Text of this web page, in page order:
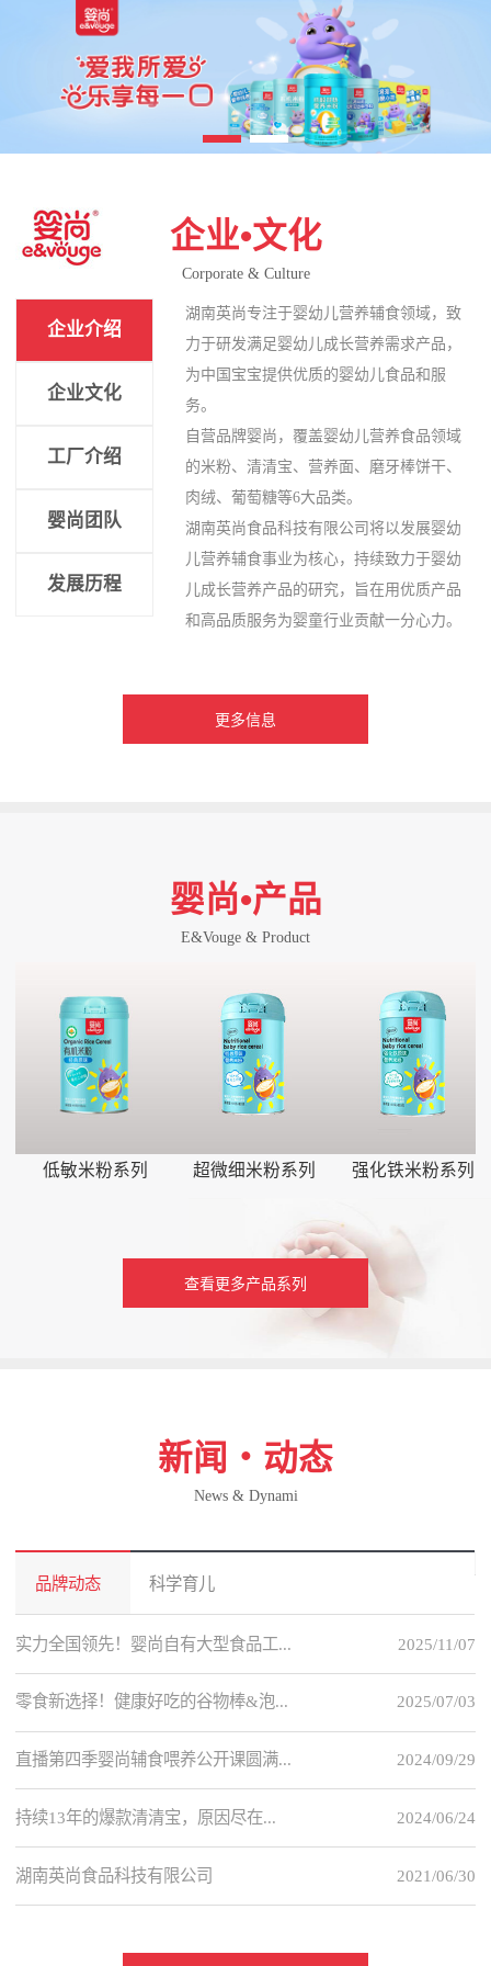
企业•文化
Corporate & Culture
企业介绍
企业文化
工厂介绍
婴尚团队
发展历程
湖南英尚专注于婴幼儿营养辅食领域，致
力于研发满足婴幼儿成长营养需求产品，
为中国宝宝提供优质的婴幼儿食品和服
务。
自营品牌婴尚，覆盖婴幼儿营养食品领域
的米粉、清清宝、营养面、磨牙棒饼干、
肉绒、葡萄糖等6大品类。
湖南英尚食品科技有限公司将以发展婴幼
儿营养辅食事业为核心，持续致力于婴幼
儿成长营养产品的研究，旨在用优质产品
和高品质服务为婴童行业贡献一分心力。
更多信息
婴尚•产品
E&Vouge & Product
低敏米粉系列 超微细米粉系列 强化铁米粉系列
查看更多产品系列
新闻・动态
News & Dynami
品牌动态 科学育儿
2025/11/07
实力全国领先！婴尚自有大型食品工...
2025/07/03
零食新选择！健康好吃的谷物棒&泡...
2024/09/29
直播第四季婴尚辅食喂养公开课圆满...
2024/06/24
持续13年的爆款清清宝，原因尽在...
2021/06/30
湖南英尚食品科技有限公司